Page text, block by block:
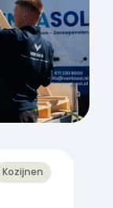
Kozijnen